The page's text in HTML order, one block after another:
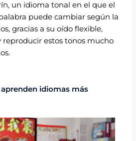
un idioma tonal en el que el
puede cambiar según la
gracias a su oído flexible,
estos tonos mucho
idiomas más